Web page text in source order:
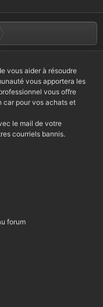
vous aider à résoudre
vous apportera les
vous offre
car pour vos achats et
le mail de votre
courriels bannis.
forum